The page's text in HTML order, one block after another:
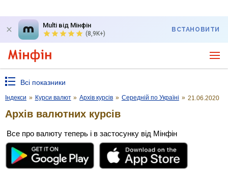
Multi від Мінфін
(8,9K+)
ВСТАНОВИТИ
Всі показники
Індекси » Курси валют » Архів курсів » Середній по Україні » 21.06.2020
Архів валютних курсів
Все про валюту теперь і в застосунку від Мінфін